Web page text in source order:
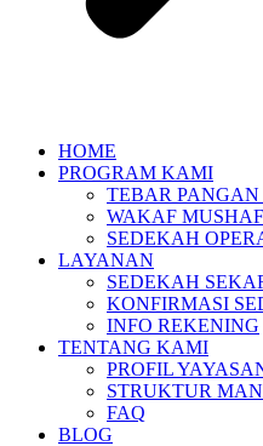
HOME
PROGRAM KAMI
TEBAR PANGAN
WAKAF
SEDEKAH
LAYANAN
SEDEKAH
KONFIRMASI
INFO REKENING
TENTANG KAMI
PROFIL
STRUKTUR
FAQ
BLOG